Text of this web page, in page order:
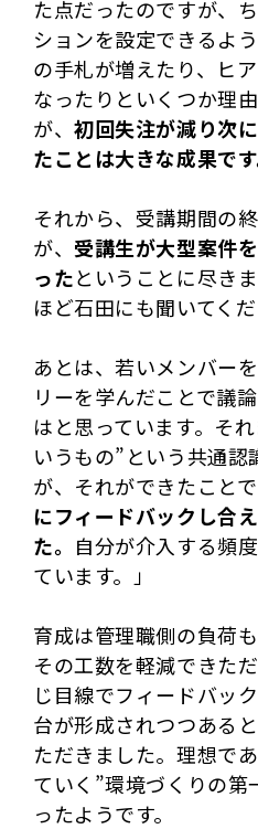
た点だったのですが、
ションを設定できるよ
の手札が増えたり、ヒ
なったりといくつか理
が、初回失注が減り次
たことは大きな成果です
それから、受講期間の
が、 受講生が大型案件
ったということに尽き
ほど石田にも聞いてくだ
あとは、若いメンバー
リーを学んだことで議
はと思っています。そ
いうもの”という共通
が、それができたことで
にフィードバックし合
た。 自分が介入する頻
ています。」
育成は管理職側の負荷
その工数を軽減できた
じ目線でフィードバッ
台が形成されつつある
ただきました。理想で
ていく”環境づくりの第
ったようです。